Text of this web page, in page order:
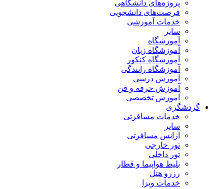
پروژه‌های دانشگاهی
فرصت‌های دانشجویی
خدمات آموزشی
سایر
آموزشگاه
آموزشگاه زبان
آموزشگاه کنکور
آموزشگاه رانندگی
آموزش درسی
آموزش حرفه و فن
آموزش تخصصی
گردشگری
خدمات مسافرتی
سایر
آژانس مسافرتی
تور خارجی
تور داخلی
بلیط هواپیما و قطار
رزرو هتل
خدمات ویزا